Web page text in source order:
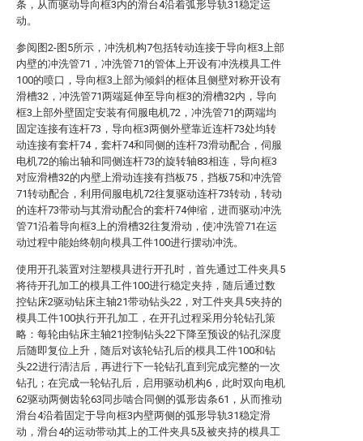
条，从而驱动导向框3内的滑台4沿着弧形导轨31稳定运
动。
参阅图2-图5所示，冲洗机构7包括转动连接于导向框3上部
内壁的冲洗管71，冲洗管71的管体上开设有冲洗模具工件
100的喷口，导向框3上部为倾斜的框体且侧壁对称开设有
滑槽32，冲洗管71两端延伸至导向框3的滑槽32内，导向
框3上部外壁固定安装有伺服电机72，冲洗管71的两端均
固定连接有连杆73，导向框3两侧外壁靠近连杆73处均转
动连接有套杆74，套杆74和同侧的连杆73滑动配合，伺服
电机72的输出轴和同侧连杆73的旋转轴83相连，导向框3
对应滑槽32的内壁上滑动连接有挡板75，挡板75和冲洗管
71转动配合，利用伺服电机72往复驱动连杆73转动，转动
的连杆73带动与其滑动配合的套杆74伸缩，进而驱动冲洗
管71沿着导向框3上的滑槽32往复滑动，使冲洗管71在运
动过程中能始终朝向模具工件100进行摆动冲洗。
使用开孔装置对注塑模具进行开孔时，首先通过工件夹具5
将待开孔加工的模具工件100进行稳定夹持，随后通过数
控钻床2驱动钻床主轴21带动钻头22，对工件夹具5夹持的
模具工件100执行开孔加工，在开孔过程采用分轮钻孔策
略：每轮由钻床主轴21控制钻头22下降至预设的钻孔深度
后随即复位上升，随后对该轮钻孔后的模具工件100和钻
头22进行清洁后，再进行下一轮钻孔直到完成完整的一次
钻孔；在完成一轮钻孔后，启用驱动机构6，此时双向电机
62驱动两侧齿轮63同步啮合同侧的弧形齿条61，从而推动
滑台4沿着固定于导向框3内壁两侧的弧形导轨31稳定滑
动，滑台4的运动带动其上的工件夹具5及被夹持的模具工